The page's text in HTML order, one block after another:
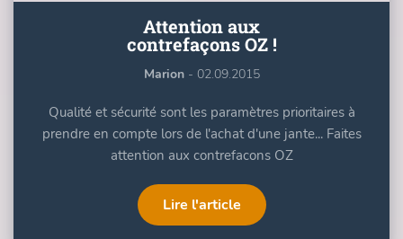
Attention aux
contrefaçons OZ !
Marion - 02.09.2015
Qualité et sécurité sont les paramètres prioritaires à
prendre en compte lors de l'achat d'une jante... Faites
attention aux contrefacons OZ
Lire l'article